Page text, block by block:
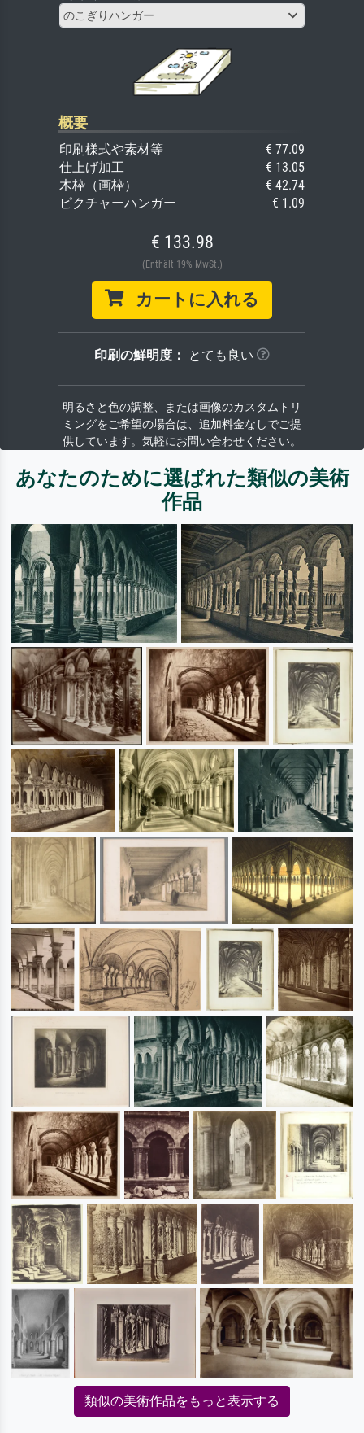
のこぎりハンガー
概要
印刷様式や素材等
€ 77.09
仕上げ加工
€ 13.05
木枠（画枠）
€ 42.74
ピクチャーハンガー
€ 1.09
€ 133.98
(Enthält 19% MwSt.)
カートに入れる
印刷の鮮明度： とても良い
明るさと色の調整、または画像のカスタムトリ
ミングをご希望の場合は、追加料金なしでご提
供しています。気軽にお問い合わせください。
あなたのために選ばれた類似の美術
作品
類似の美術作品をもっと表示する